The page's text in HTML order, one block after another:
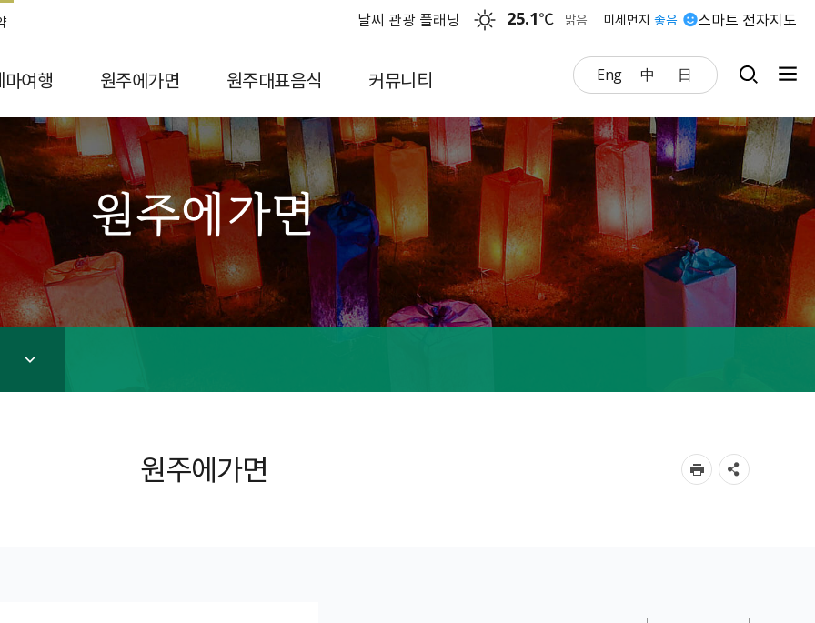
스마트 전자지도
날씨 관광 플래닝 25.1℃ 맑음 미세먼지 좋음
Eng 中 日
마여행 원주에가면 원주대표음식 커뮤니티
원주에가면
원주에가면